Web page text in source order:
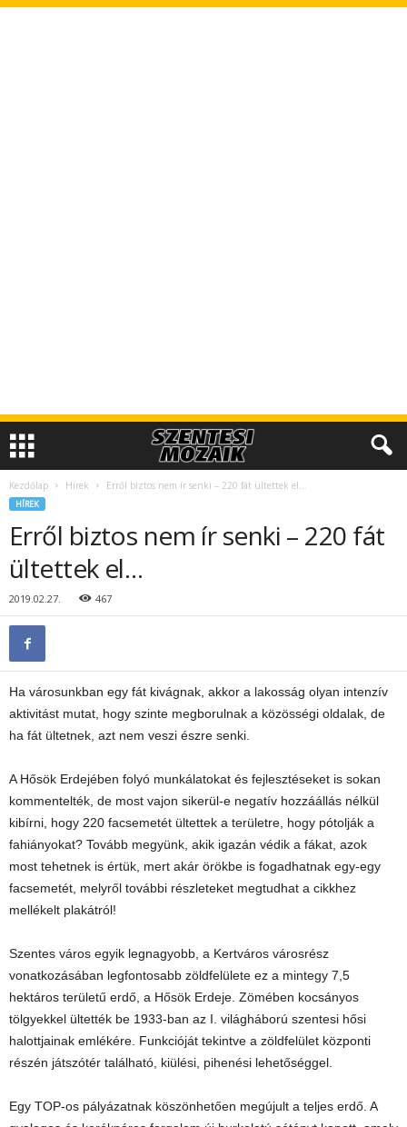
Kezdőlap Hírek Erről biztos nem ír senki – 220 fát ültettek el…
HÍREK
Erről biztos nem ír senki – 220 fát
ültettek el…
2019.02.27. 467
Ha városunkban egy fát kivágnak, akkor a lakosság olyan intenzív
aktivitást mutat, hogy szinte megborulnak a közösségi oldalak, de
ha fát ültetnek, azt nem veszi észre senki.
A Hősök Erdejében folyó munkálatokat és fejlesztéseket is sokan
kommentelték, de most vajon sikerül-e negatív hozzáállás nélkül
kibírni, hogy 220 facsemetét ültettek a területre, hogy pótolják a
fahiányokat? Tovább megyünk, akik igazán védik a fákat, azok
most tehetnek is értük, mert akár örökbe is fogadhatnak egy-egy
facsemetét, melyről további részleteket megtudhat a cikkhez
mellékelt plakátról!
Szentes város egyik legnagyobb, a Kertváros városrész
vonatkozásában legfontosabb zöldfelülete ez a mintegy 7,5
hektáros területű erdő, a Hősök Erdeje. Zömében kocsányos
tölgyekkel ültették be 1933-ban az I. világháború szentesi hősi
halottjainak emlékére. Funkcióját tekintve a zöldfelület központi
részén játszótér található, kiülési, pihenési lehetőséggel.
Egy TOP-os pályázatnak köszönhetően megújult a teljes erdő. A